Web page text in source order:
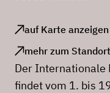
auf Karte anzeigen
mehr zum Standort
Der Internationale
findet vom 1. bis